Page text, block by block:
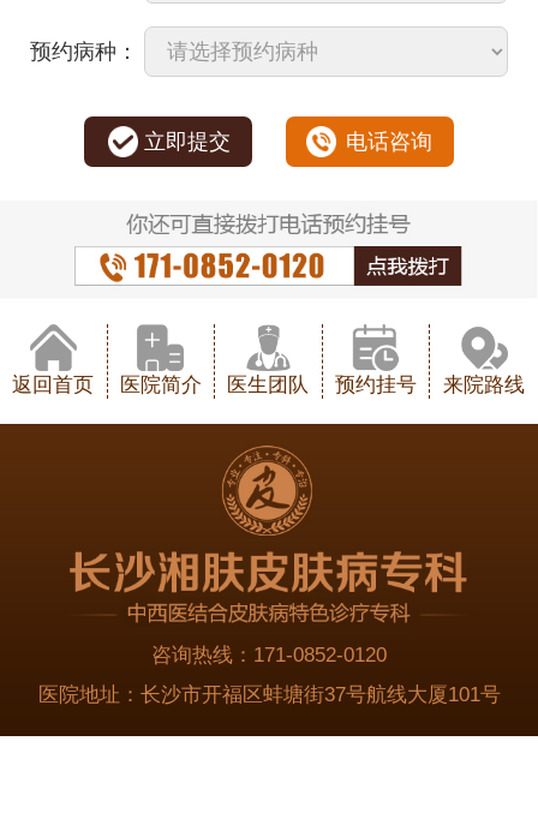
预约病种：
立即提交 电话咨询
返回首页 医院简介 医生团队 预约挂号 来院路线
咨询热线： 171-0852-0120
医院地址： 长沙市开福区蚌塘街37号航线大厦101号